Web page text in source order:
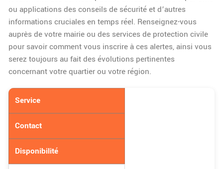
ou applications des conseils de sécurité et d’autres
informations cruciales en temps réel. Renseignez-vous
auprès de votre mairie ou des services de protection civile
pour savoir comment vous inscrire à ces alertes, ainsi vous
serez toujours au fait des évolutions pertinentes
concernant votre quartier ou votre région.
Service
Contact
Disponibilité